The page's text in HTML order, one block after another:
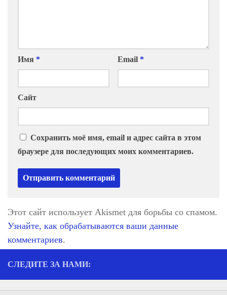
Имя * Email *
Сайт
Сохранить моё имя, email и адрес сайта в этом
браузере для последующих моих комментариев.
Этот сайт использует Akismet для борьбы со спамом.
Узнайте, как обрабатываются ваши данные
комментариев.
СЛЕДИТЕ ЗА НАМИ: